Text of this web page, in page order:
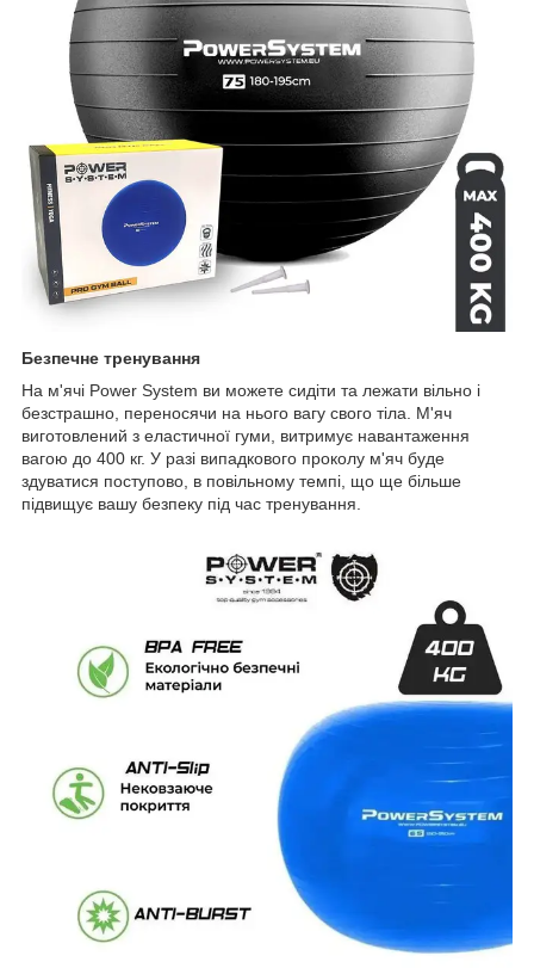
Безпечне тренування
На м'ячі Power System ви можете сидіти та лежати вільно і
безстрашно, переносячи на нього вагу свого тіла. М'яч
виготовлений з еластичної гуми, витримує навантаження
вагою до 400 кг. У разі випадкового проколу м'яч буде
здуватися поступово, в повільному темпі, що ще більше
підвищує вашу безпеку під час тренування.